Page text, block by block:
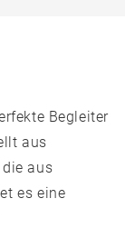
Begleiter
aus
aus
es eine